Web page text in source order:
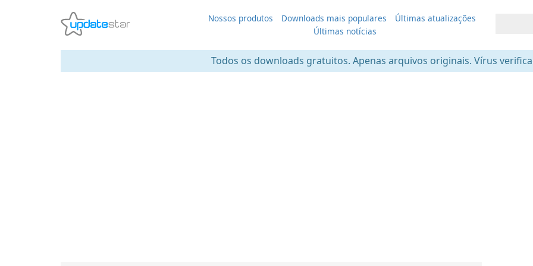
Nossos produtos Downloads mais populares
Últimas atualizações
Últimas notícias
Todos os downloads gratuitos. Apenas arquivos originais. Vírus